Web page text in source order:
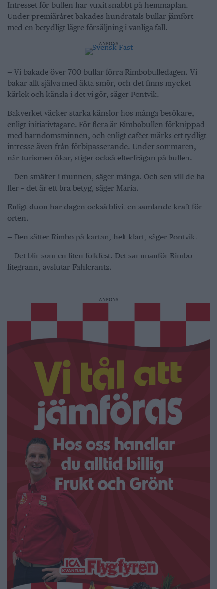
Intresset för bullen har vuxit snabbt på hemmaplan.
Under premiäråret bakades hundratals bullar jämfört
med en betydligt lägre försäljning i vanliga fall.
ANNONS
— Vi bakade över 700 bullar förra Rimbobulledagen. Vi
bakar allt själva med äkta smör, och det finns mycket
kärlek och känsla i det vi gör, säger Pontvik.
Bakverket väcker starka känslor hos många besökare,
enligt initiativtagare. För flera är Rimbobullen förknippad
med barndomsminnen, och enligt caféet märks ett tydligt
intresse även från förbipasserande. Under sommaren,
när turismen ökar, stiger också efterfrågan på bullen.
— Den smälter i munnen, säger många. Och sen vill de ha
fler – det är ett bra betyg, säger Maria.
Enligt duon har dagen också blivit en samlande kraft för
orten.
— Den sätter Rimbo på kartan, helt klart, säger Pontvik.
— Det blir som en liten folkfest. Det sammanför Rimbo
litegrann, avslutar Fahlcrantz.
ANNONS